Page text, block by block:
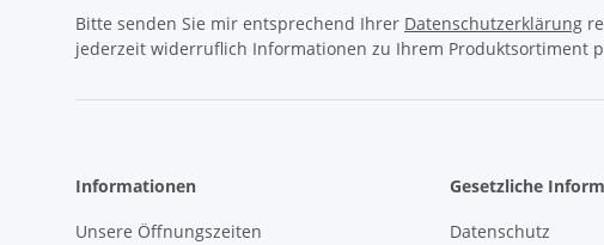
Bitte senden Sie mir entsprechend Ihrer Datenschutzerklärung
jederzeit widerruflich Informationen zu Ihrem Produktsortiment
Informationen
Unsere Öffnungszeiten
Gesetzliche
Datenschutz